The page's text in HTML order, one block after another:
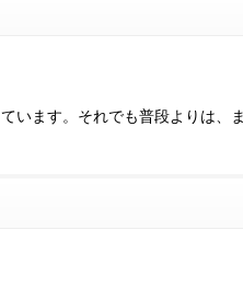
います。それでも普段よりは、